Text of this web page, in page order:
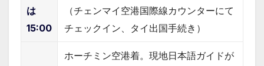
は
15:00
（チェンマイ空港国際線カウンターにて
チェックイン、タイ出国手続き）
ホーチミン空港着。現地日本語ガイドが